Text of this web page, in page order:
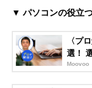
▼ パソコンの役立
〈プ
選！
Moovoo